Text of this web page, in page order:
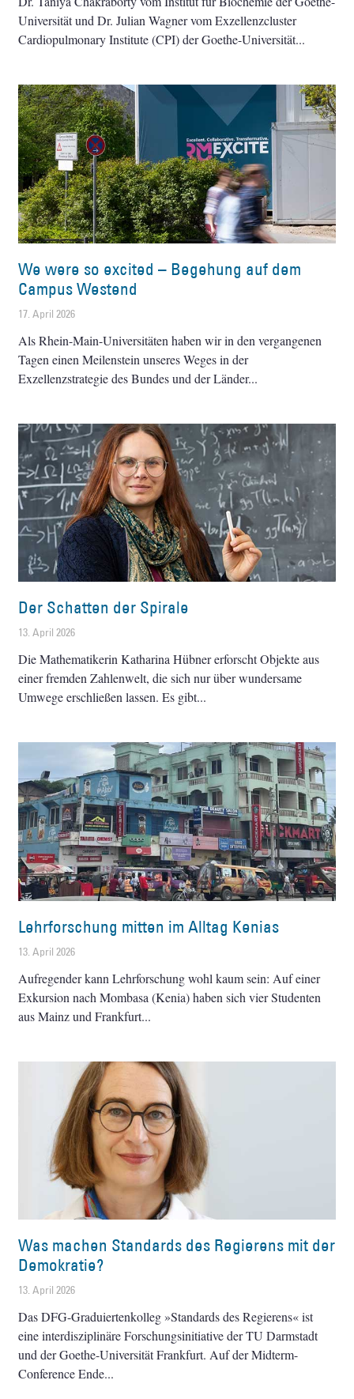
Universität und Dr. Julian Wagner vom Exzellenzcluster
Cardiopulmonary Institute (CPI) der Goethe-Universität
We were so excited – Begehung auf dem
Campus Westend
17. April 2026
Als Rhein-Main-Universitäten haben wir in den vergangenen
Tagen einen Meilenstein unseres Weges in der
Exzellenzstrategie des Bundes und der Länder
Der Schatten der Spirale
13. April 2026
Die Mathematikerin Katharina Hübner erforscht Objekte aus
einer fremden Zahlenwelt, die sich nur über wundersame
Umwege erschließen lassen. Es gibt
Lehrforschung mitten im Alltag Kenias
13. April 2026
Aufregender kann Lehrforschung wohl kaum sein: Auf einer
Exkursion nach Mombasa (Kenia) haben sich vier Studenten
aus Mainz und Frankfurt
Was machen Standards des Regierens mit der
Demokratie?
13. April 2026
Das DFG-Graduiertenkolleg »Standards des Regierens« ist
eine interdisziplinäre Forschungsinitiative der TU Darmstadt
und der Goethe-Universität Frankfurt. Auf der Midterm-
Conference Ende